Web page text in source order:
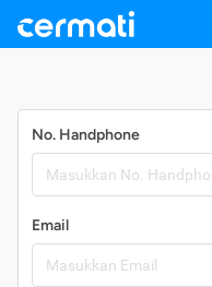
No. Handphone
Email